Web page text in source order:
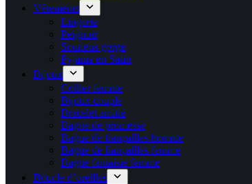
Vêtements
Lingerie
Peignoir
Soutiens gorge
Pyjama en Satin
Bijoux
Collier femme
Bijoux couple
Bracelet amitié
Bague de promesse
Bague de fiançailles homme
Bague de fiançailles femme
Bague fantaisie femme
Boucle d’oreilles